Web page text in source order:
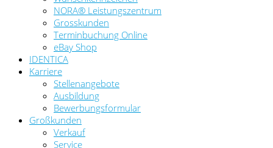
NORA® Leistungszentrum
Grosskunden
Terminbuchung Online
eBay Shop
IDENTICA
Karriere
Stellenangebote
Ausbildung
Bewerbungsformular
Großkunden
Verkauf
Service